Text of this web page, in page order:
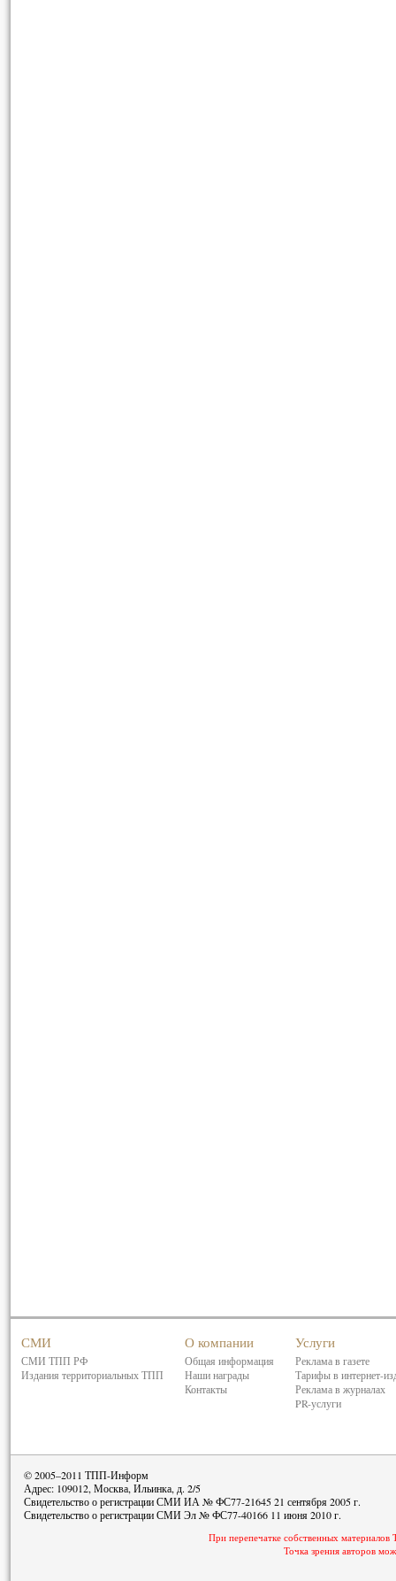
СМИ
СМИ ТПП РФ
Издания территориальных ТПП
О компании
Общая информация
Наши награды
Контакты
Услуги
Реклама в газете
Тарифы в интернет-
Реклама в журналах
PR-услуги
© 2005–2011 ТПП-Информ
Адрес: 109012, Москва, Ильинка, д. 2/5
Свидетельство о регистрации СМИ ИА № ФС77-21645 21 сентября 2005 г.
Свидетельство о регистрации СМИ Эл № ФС77-40166 11 июня 2010 г.
При перепечатке собственных
Точка зрения авторов